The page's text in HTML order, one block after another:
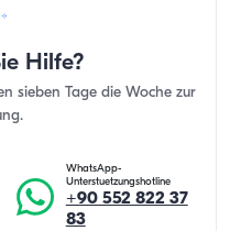
Hilfe?
sieben Tage die Woche zur
WhatsApp-
Unterstuetzungshotline
+90 552 822 37
83